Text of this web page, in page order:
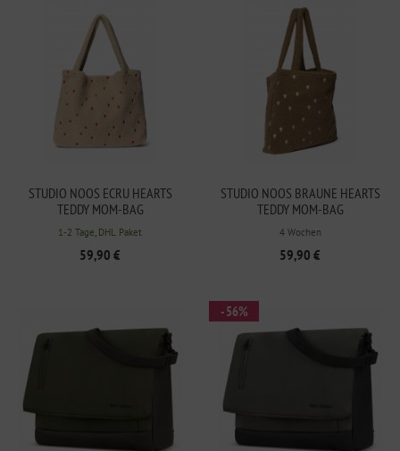
STUDIO NOOS ECRU HEARTS
TEDDY MOM-BAG
1-2 Tage, DHL Paket
59,90 €
STUDIO NOOS BRAUNE HEARTS
TEDDY MOM-BAG
4 Wochen
59,90 €
- 56%